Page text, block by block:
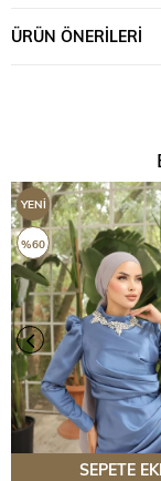
ÜRÜN ÖNERILERI
SEPETE
YENI
ÜRÜN
%60